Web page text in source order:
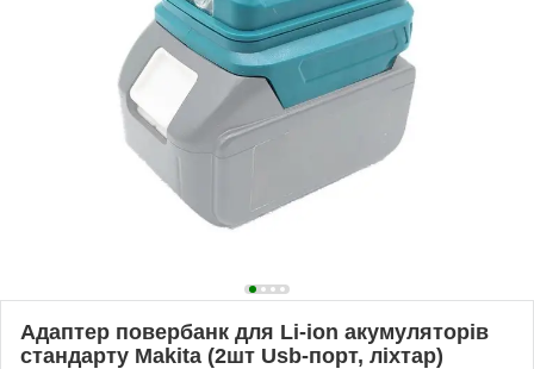
Адаптер повербанк для Li-ion акумуляторів
стандарту Makita (2шт Usb-порт, ліхтар)